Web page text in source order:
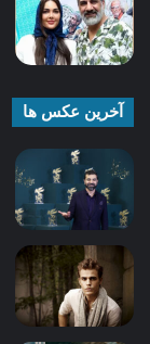
آخرین عکس ها